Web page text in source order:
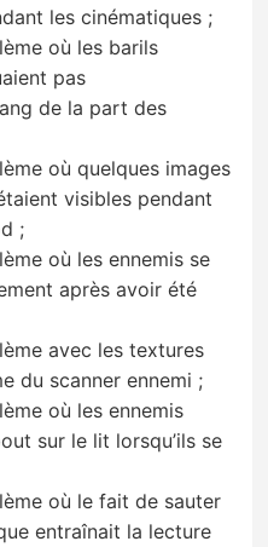
les cinématiques ;
où les barils
pas
de la part des
où quelques images
visibles pendant
;
où les ennemis se
après avoir été
avec les textures
du scanner ennemi ;
où les ennemis
sur le lit lorsqu’ils se
où le fait de sauter
entraînait la lecture